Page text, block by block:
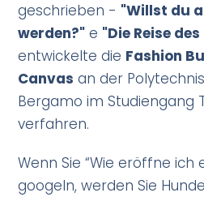
geschrieben - "Willst du
werden?" e "Die Reise
entwickelte die Fashion
Canvas an der
Bergamo im Studiengang
verfahren.
Wenn Sie “Wie eröffne
googeln, werden Sie